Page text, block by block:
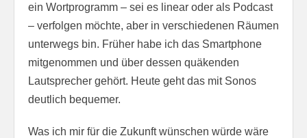
ein Wortprogramm – sei es linear oder als Podcast
– verfolgen möchte, aber in verschiedenen Räumen
unterwegs bin. Früher habe ich das Smartphone
mitgenommen und über dessen quäkenden
Lautsprecher gehört. Heute geht das mit Sonos
deutlich bequemer.
Was ich mir für die Zukunft wünschen würde wäre